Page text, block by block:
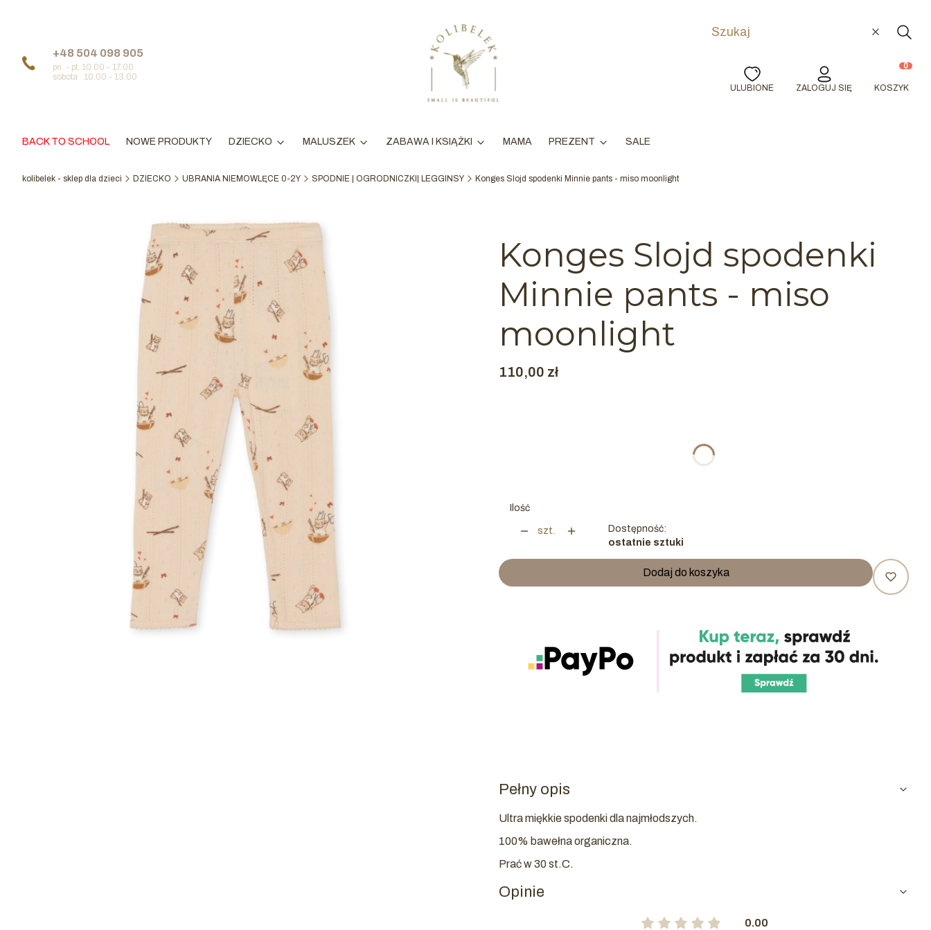
+48 504 098 905
pn. - pt. 10.00 - 17.00
sobota 10.00 - 13.00
Wyczyść
ULUBIONE ZALOGUJ SIĘ
Produkty
KOSZYK
BACK TO SCHOOL NOWE PRODUKTY DZIECKO MALUSZEK ZABAWA I KSIĄŻKI MAMA PREZENT SALE
kolibelek - sklep dla dzieci DZIECKO UBRANIA NIEMOWLĘCE 0-2Y SPODNIE | OGRODNICZKI| LEGGINSY Konges Slojd spodenki Minnie pants - miso moonlight
Konges Slojd spodenki
Minnie pants - miso
moonlight
Cena
110,00 zł
Poszczególne warianty mogą różnić się ceną
Ilość
szt.
Dostępność:
ostatnie sztuki
Dodaj do koszyka
Pełny opis
Ultra miękkie spodenki dla najmłodszych.
100% bawełna organiczna.
Prać w 30 st.C.
Opinie
0.00